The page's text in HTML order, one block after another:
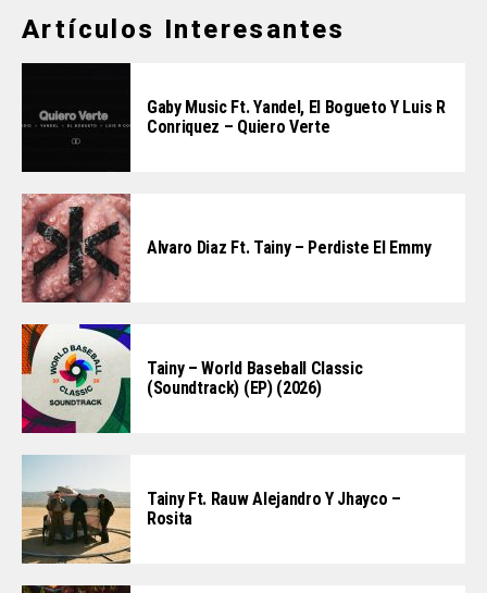
Artículos Interesantes
Gaby Music Ft. Yandel, El Bogueto Y Luis R
Conriquez – Quiero Verte
Alvaro Diaz Ft. Tainy – Perdiste El Emmy
Tainy – World Baseball Classic
(Soundtrack) (EP) (2026)
Tainy Ft. Rauw Alejandro Y Jhayco –
Rosita